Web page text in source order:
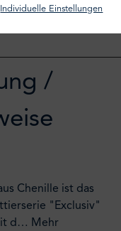
/
Chenille ist das
"Exclusiv"
d… Mehr
Individuelle Einstellungen